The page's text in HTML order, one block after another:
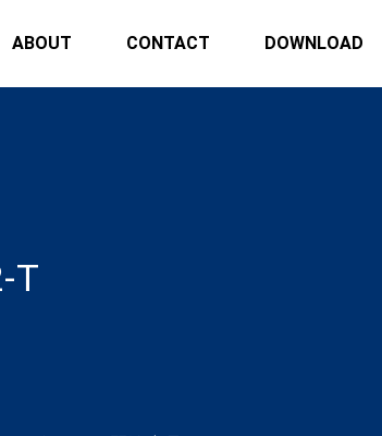
ABOUT CONTACT DOWNLOAD
T